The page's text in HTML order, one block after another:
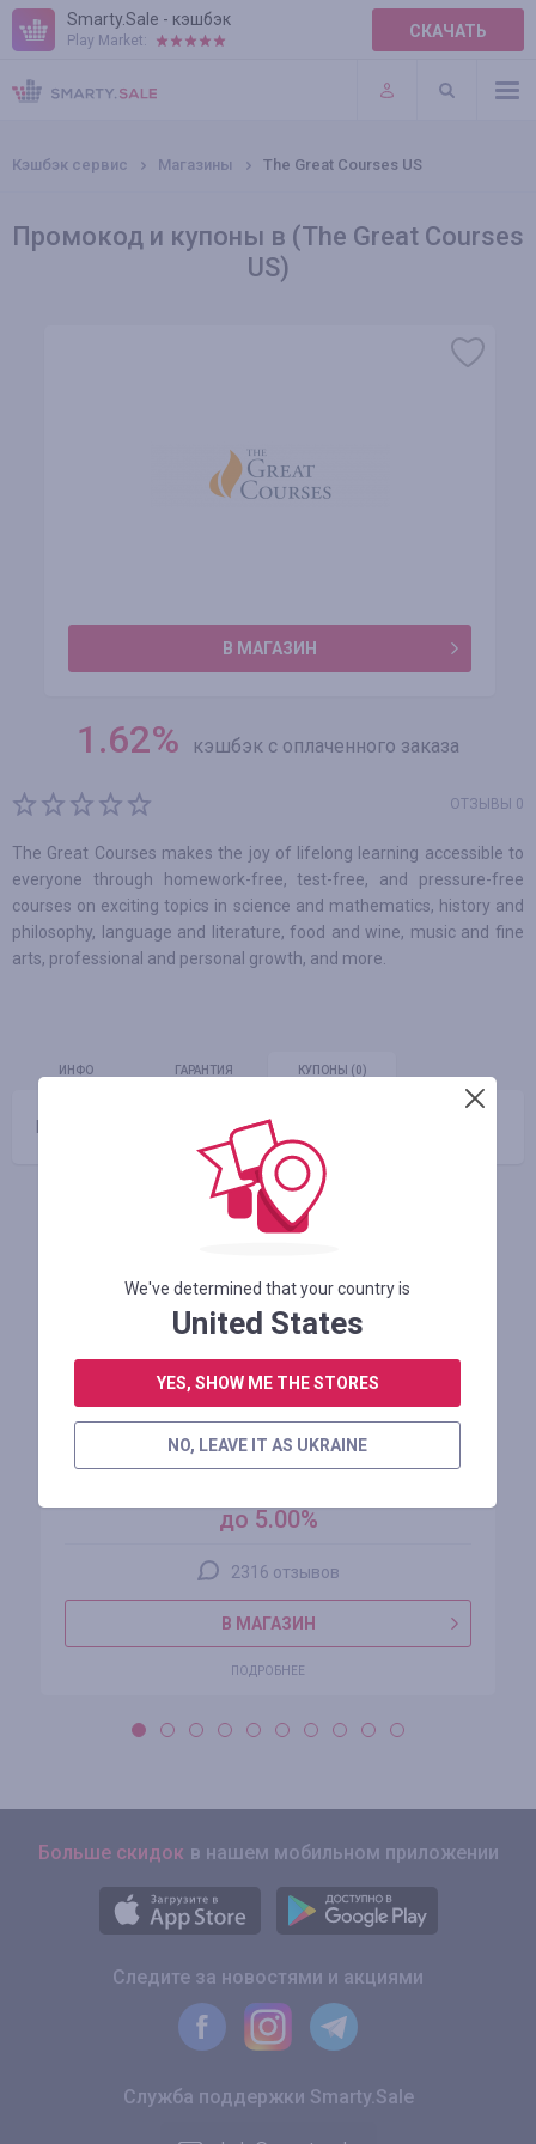
Smarty.Sale - кэшбэк
Play Market: СКАЧАТЬ
ПРАВИЛА
ПЛАГИНЫ
Кэшбэк сервис Магазины The Great Courses US
Промокод и купоны в (The Great Courses
US)
В МАГАЗИН
1.62% кэшбэк с оплаченного заказа
ОТЗЫВЫ 0
The Great Courses makes the joy of lifelong learning accessible to
everyone through homework-free, test-free, and pressure-free
courses on exciting topics in science and mathematics, history and
philosophy, language and literature, food and wine, music and fine
arts, professional and personal growth, and more.
ИНФО ГАРАНТИЯ КУПОНЫ (0)
Похожие магазины
AliExpress
до 5.00%
2316 отзывов
В МАГАЗИН
ПОДРОБНЕЕ
Больше скидок в нашем мобильном приложении
Следите за новостями и акциями
Служба поддержки Smarty.Sale
We've determined that your country is
United States
YES, SHOW ME THE STORES
NO, LEAVE IT AS UKRAINE